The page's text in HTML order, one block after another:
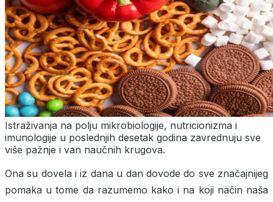
Istraživanja na polju mikrobiologije, nutricionizma i
imunologije u poslednjih desetak godina zavrednuju sve
više pažnje i van naučnih krugova.
Ona su dovela i iz dana u dan dovode do sve značajnijeg
pomaka u tome da razumemo kako i na koji način naša